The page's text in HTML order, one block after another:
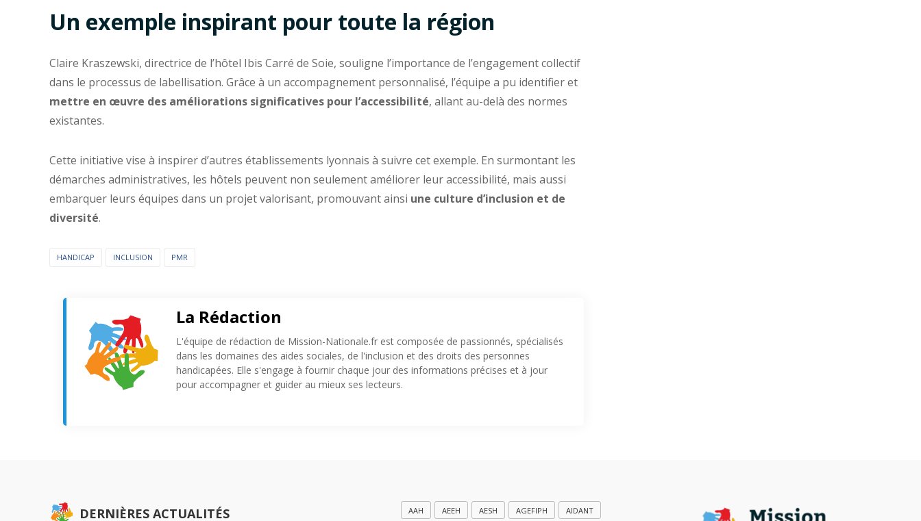
Un exemple inspirant pour toute la région
Claire Kraszewski, directrice de l’hôtel Ibis Carré de Soie, souligne l’importance de l’engagement collectif
dans le processus de labellisation. Grâce à un accompagnement personnalisé, l’équipe a pu identifier et
mettre en œuvre des améliorations significatives pour l’accessibilité, allant au-delà des normes
existantes.
Cette initiative vise à inspirer d’autres établissements lyonnais à suivre cet exemple. En surmontant les
démarches administratives, les hôtels peuvent non seulement améliorer leur accessibilité, mais aussi
embarquer leurs équipes dans un projet valorisant, promouvant ainsi une culture d’inclusion et de
diversité.
HANDICAP INCLUSION PMR
La Rédaction
L'équipe de rédaction de Mission-Nationale.fr est composée de passionnés, spécialisés
dans les domaines des aides sociales, de l'inclusion et des droits des personnes
handicapées. Elle s'engage à fournir chaque jour des informations précises et à jour
pour accompagner et guider au mieux ses lecteurs.
DERNIÈRES ACTUALITÉS AAH AEEH AESH AGEFIPH AIDANT